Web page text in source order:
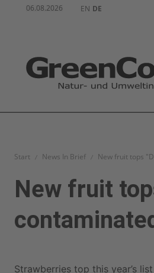
06.08.2026 EN DE
Start News In Brief New fruit tops
New fruit
Strawberries top this year’s